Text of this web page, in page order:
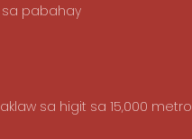
pabahay
sa higit sa 15,000 metro